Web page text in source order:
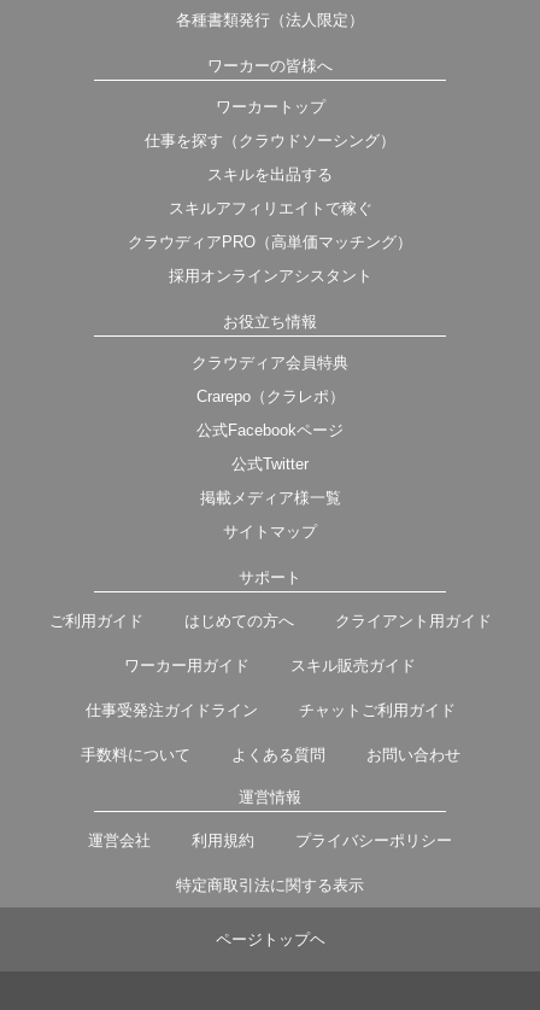
各種書類発行（法人限定）
ワーカーの皆様へ
ワーカートップ
仕事を探す（クラウドソーシング）
スキルを出品する
スキルアフィリエイトで稼ぐ
クラウディアPRO（高単価マッチング）
採用オンラインアシスタント
お役立ち情報
クラウディア会員特典
Crarepo（クラレポ）
公式Facebookページ
公式Twitter
掲載メディア様一覧
サイトマップ
サポート
ご利用ガイド はじめての方へ クライアント用ガイド
ワーカー用ガイド スキル販売ガイド
仕事受発注ガイドライン チャットご利用ガイド
手数料について よくある質問 お問い合わせ
運営情報
運営会社 利用規約 プライバシーポリシー
特定商取引法に関する表示
ページトップヘ